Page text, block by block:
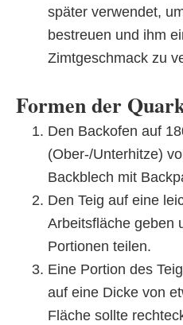
später verwendet,
bestreuen und ihm
Zimtgeschmack zu
Formen der
Den Backofen auf
(Ober-/Unterhitze)
Backblech mit
Den Teig auf eine
Arbeitsfläche geben
Portionen teilen.
Eine Portion des
auf eine Dicke von
Fläche sollte